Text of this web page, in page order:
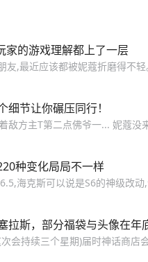
家的游戏理解都上了一层
,最近应该都被妮蔻折磨得不
节让你碾压同行！
敌方主T第二点佛爷一... 妮蔻
种变化局局不一样
海克斯可以说是S6的神级改
拉斯，部分福袋与头像在年
会持续三个星期)届时神话商店